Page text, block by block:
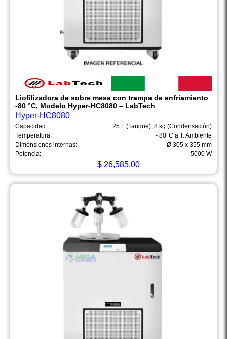
Liofilizadora de sobre mesa con trampa de enfriamiento
-80 °C, Modelo Hyper-HC8080 – LabTech
Hyper-HC8080
Capacidad:
25 L (Tanque), 8 kg (Condensación)
Temperatura:
- 80°C a T. Ambiente
Dimensiones internas:
Ø 305 x 355 mm
Potencia:
5000 W
$ 26,585.00